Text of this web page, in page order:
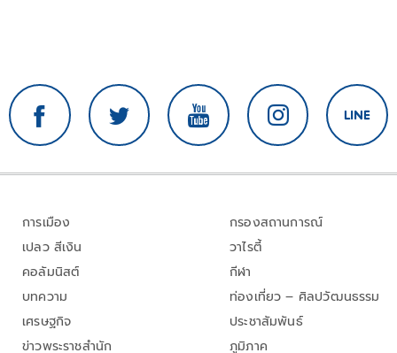
การเมือง
เปลว สีเงิน
คอลัมนิสต์
บทความ
เศรษฐกิจ
ข่าวพระราชสำนัก
กรองสถานการณ์
วาไรตี้
กีฬา
ท่องเที่ยว – ศิลปวัฒนธรรม
ประชาสัมพันธ์
ภูมิภาค